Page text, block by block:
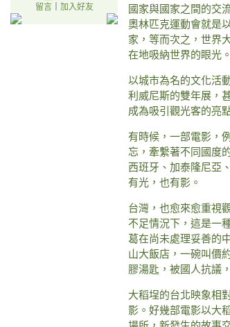
留言｜ 加入好友
國家與國家之間的交
奧林匹克運動會就是
家，等而次之，世界
在地吸納世界的眼光。
以城市為名的文化活
利威尼斯的雙年展，
成為吸引觀光客的亮
有時候，一部電影，
忘，牽繫著不同國度
西班牙、加泰隆尼亞
有光，也有影。
台灣，也愈來愈重視
不足情況下，這是一
葛在尚未處理妥善的
山大飯店，一碗叫價
膠湯匙，被國人抗議
大稻埕的台北映象相
影。好幾部電影以大